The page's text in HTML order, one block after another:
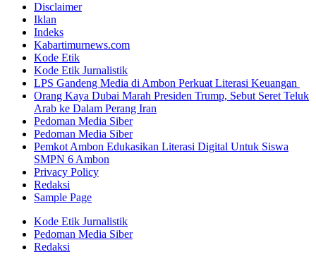
Disclaimer
Iklan
Indeks
Kabartimurnews.com
Kode Etik
Kode Etik Jurnalistik
LPS Gandeng Media di Ambon Perkuat Literasi Keuangan
Orang Kaya Dubai Marah Presiden Trump, Sebut Seret Teluk
Arab ke Dalam Perang Iran
Pedoman Media Siber
Pedoman Media Siber
Pemkot Ambon Edukasikan Literasi Digital Untuk Siswa
SMPN 6 Ambon
Privacy Policy
Redaksi
Sample Page
Kode Etik Jurnalistik
Pedoman Media Siber
Redaksi